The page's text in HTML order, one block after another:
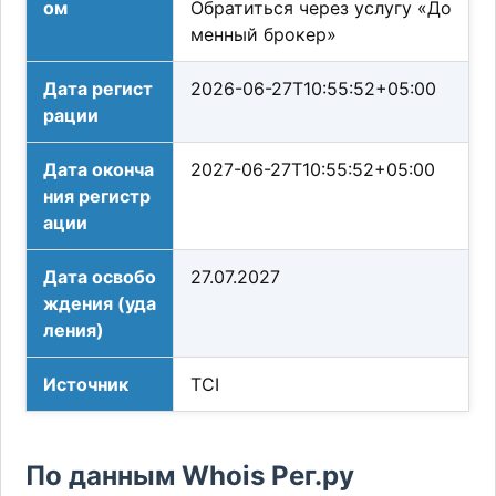
ом
Обратиться через услугу «До
менный брокер»
Дата регист
рации
2026-06-27T10:55:52+05:00
Дата оконча
ния регистр
ации
2027-06-27T10:55:52+05:00
Дата освобо
ждения (уда
ления)
27.07.2027
Источник TCI
По данным Whois Рег.ру